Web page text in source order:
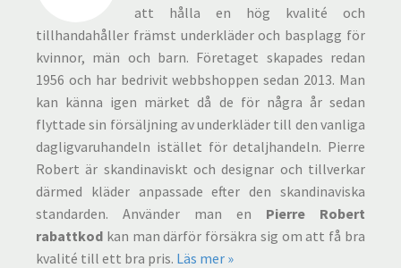
att hålla en hög kvalité och
tillhandahåller främst underkläder och basplagg för
kvinnor, män och barn. Företaget skapades redan
1956 och har bedrivit webbshoppen sedan 2013. Man
kan känna igen märket då de för några år sedan
flyttade sin försäljning av underkläder till den vanliga
dagligvaruhandeln istället för detaljhandeln. Pierre
Robert är skandinaviskt och designar och tillverkar
därmed kläder anpassade efter den skandinaviska
standarden. Använder man en Pierre Robert
rabattkod kan man därför försäkra sig om att få bra
kvalité till ett bra pris. Läs mer »